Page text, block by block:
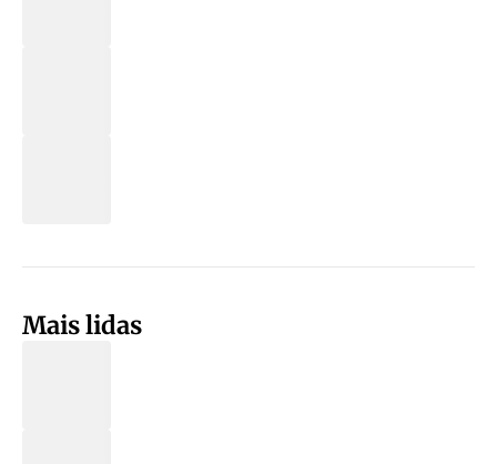
Mais lidas